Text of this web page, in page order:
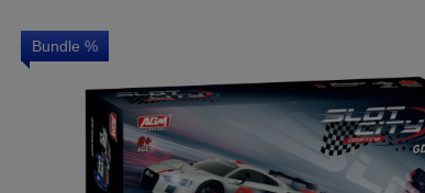
Bundle %